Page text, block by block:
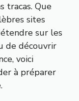
tracas. Que
sites
sur les
de découvrir
voici
à préparer